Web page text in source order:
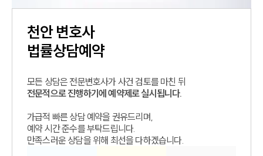
천안변호사
법률상담예약
모든 상담은 전문변호사가 사건 검토를 마친 뒤
전문적으로 진행하기에 예약제로 실시됩니다.
가급적 빠른 상담 예약을 권유드리며,
예약 시간 준수를 부탁드립니다.
만족스러운 상담을 위해 최선을 다하겠습니다.